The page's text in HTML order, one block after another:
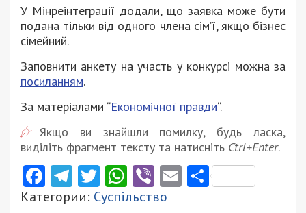
У Мінреінтеграції додали, що заявка може бути
подана тільки від одного члена сім’ї, якщо бізнес
сімейний.
Заповнити анкету на участь у конкурсі можна за
посиланням.
За матеріалами “Економічної правди“.
Якщо ви знайшли помилку, будь ласка,
виділіть фрагмент тексту та натисніть Ctrl+Enter.
Facebook
Telegram
Twitter
WhatsApp
ViberEmail
Категории: Суспільство